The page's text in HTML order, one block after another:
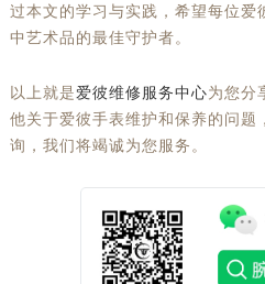
过本文的学习与实践，希望每位爱
中艺术品的最佳守护者。
以上就是爱彼维修服务中心为您分
他关于爱彼手表维护和保养的问题
询，我们将竭诚为您服务。